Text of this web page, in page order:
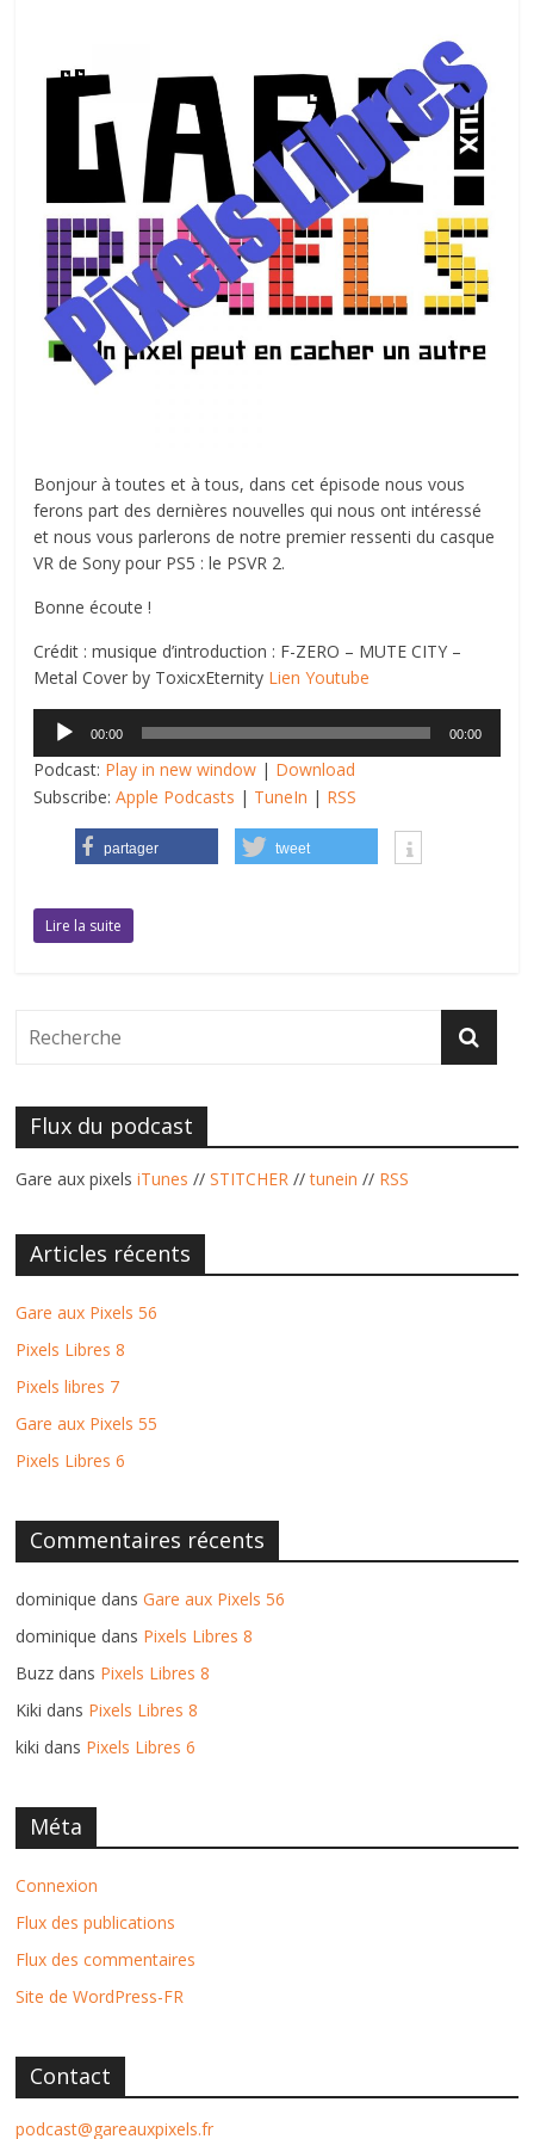
Bonjour à toutes et à tous, dans cet épisode nous vous
ferons part des dernières nouvelles qui nous ont intéressé
et nous vous parlerons de notre premier ressenti du casque
VR de Sony pour PS5 : le PSVR 2.
Bonne écoute !
Crédit : musique d’introduction : F-ZERO – MUTE CITY –
Metal Cover by ToxicxEternity Lien Youtube
Lecteur
audio
00:00 00:00
Podcast: Play in new window | Download
Subscribe:Apple Podcasts | TuneIn | RSS
partager tweet
Lire la suite
Flux du podcast
Gare aux pixelsiTunes //STITCHER //tunein // RSS
Articles récents
Gare aux Pixels 56
Pixels Libres 8
Pixels libres 7
Gare aux Pixels 55
Pixels Libres 6
Commentaires récents
dominique dansGare aux Pixels 56
dominique dans Pixels Libres 8
Buzz dans Pixels Libres 8
Kiki dans Pixels Libres 8
kiki dans Pixels Libres 6
Méta
Connexion
Flux des publications
Flux des commentaires
Site de WordPress-FR
Contact
podcast@gareauxpixels.fr